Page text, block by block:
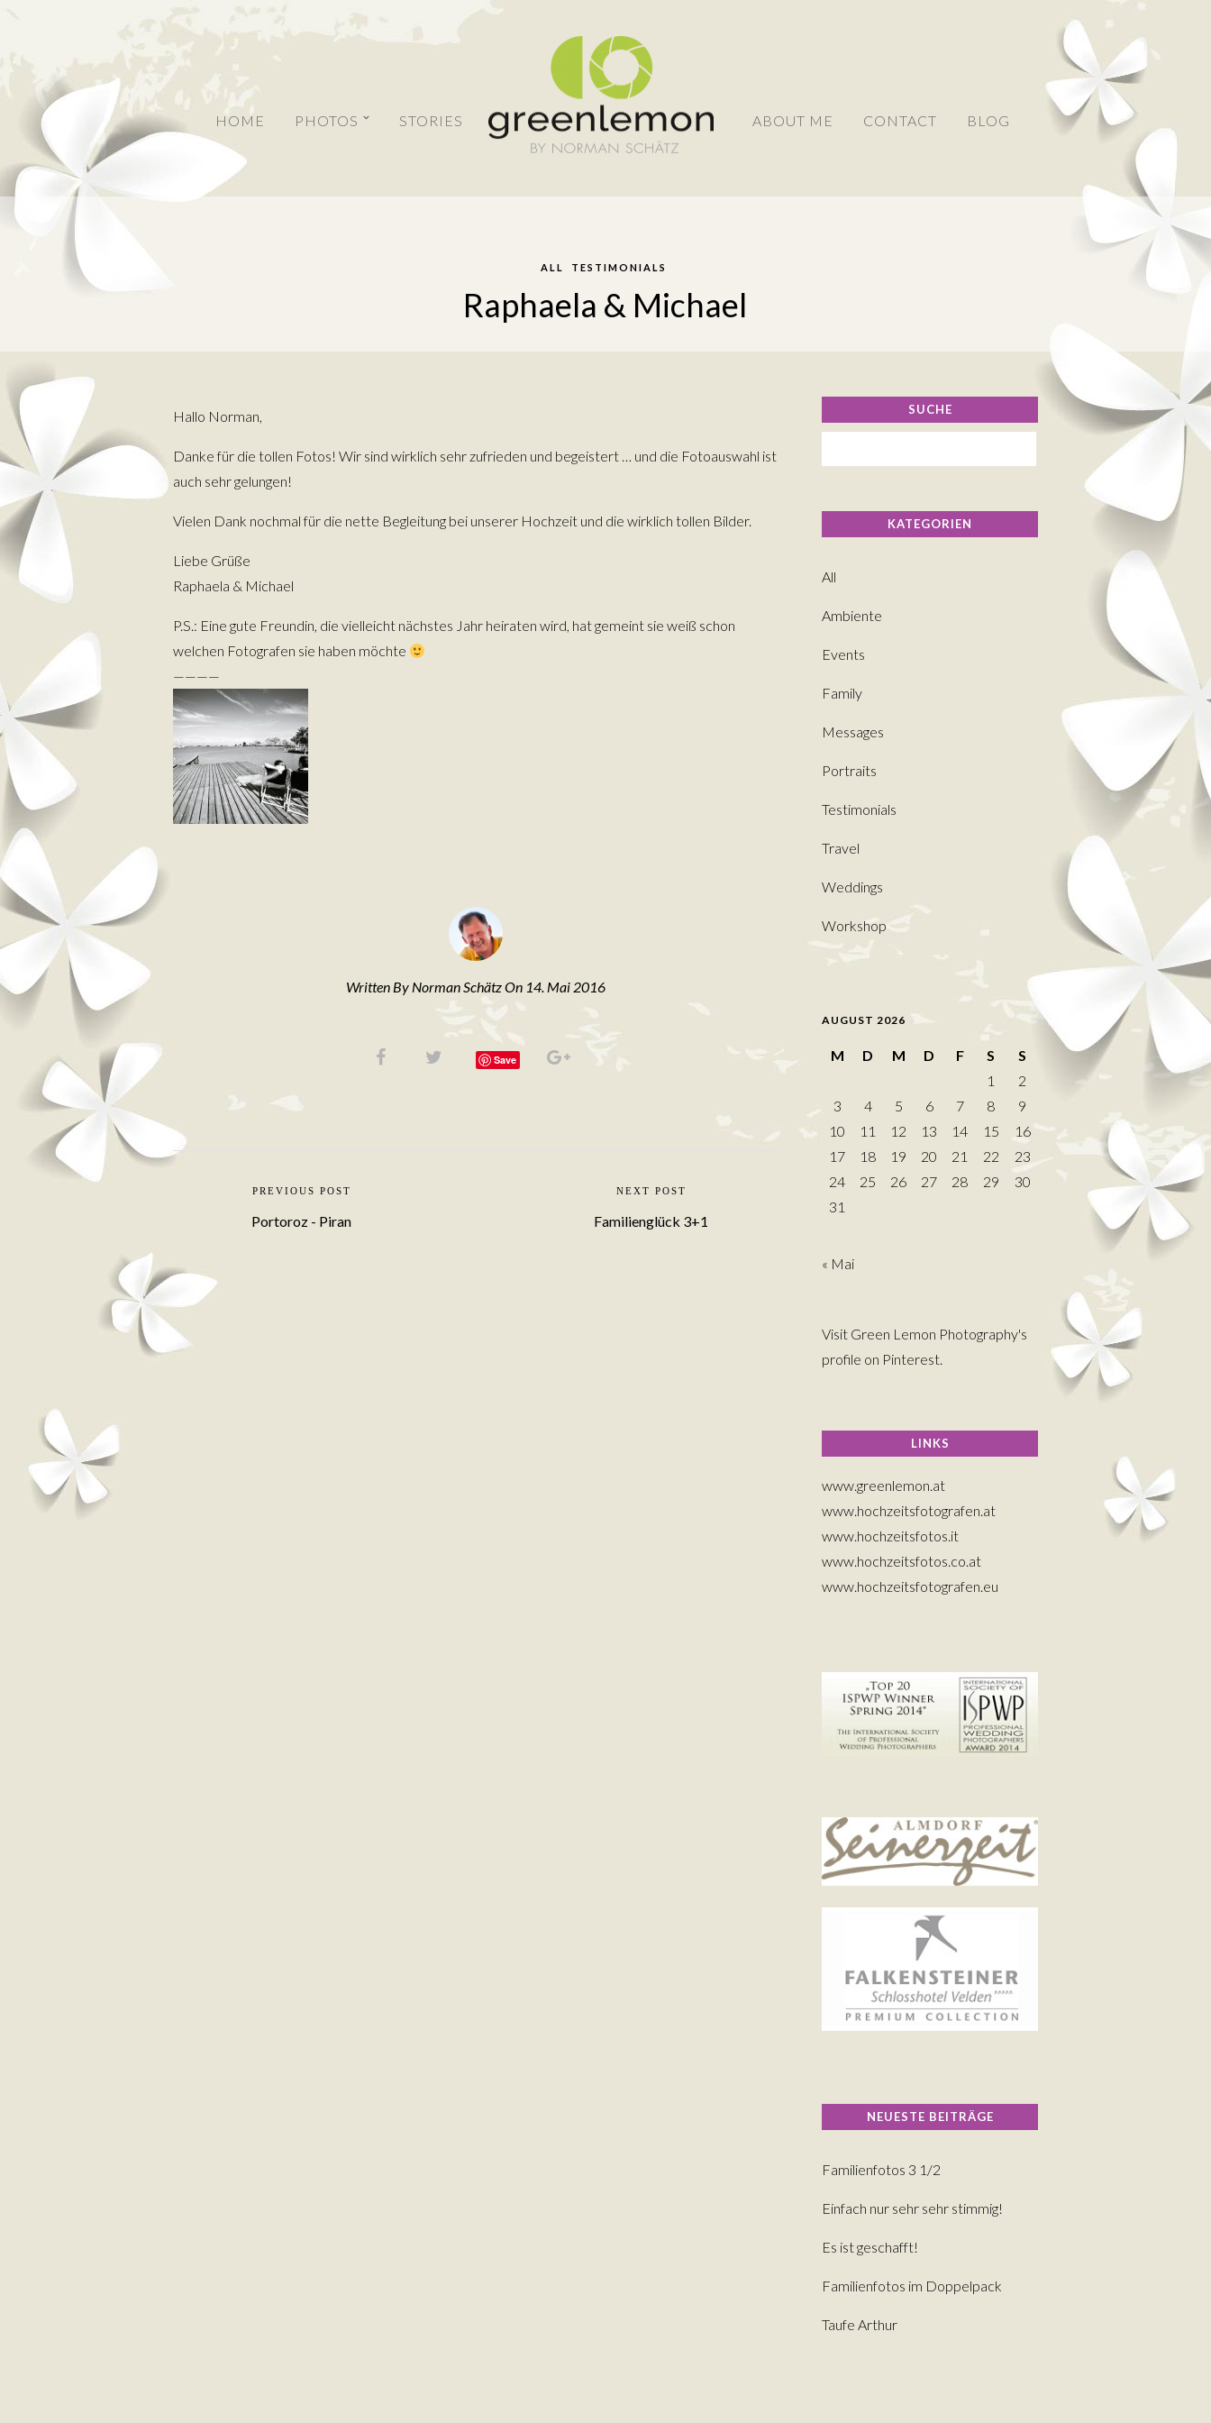
HOME PHOTOS STORIES ABOUT ME CONTACT BLOG
ALL TESTIMONIALS
Raphaela & Michael
Hallo Norman,
Danke für die tollen Fotos! Wir sind wirklich sehr zufrieden und begeistert … und die Fotoauswahl ist
auch sehr gelungen!
Vielen Dank nochmal für die nette Begleitung bei unserer Hochzeit und die wirklich tollen Bilder.
Liebe Grüße
Raphaela & Michael
P.S.: Eine gute Freundin, die vielleicht nächstes Jahr heiraten wird, hat gemeint sie weiß schon
welchen Fotografen sie haben möchte
————
Written By Norman Schätz On 14. Mai 2016
Save
PREVIOUS POST
Portoroz - Piran
NEXT POST
Familienglück 3+1
SUCHE
KATEGORIEN
All
Ambiente
Events
Family
Messages
Portraits
Testimonials
Travel
Weddings
Workshop
AUGUST 2026
M D M D F S
S
1
2
3
4 5 6 7 8
9
10
11 12 13 14 15
16
17
18 19 20 21 22
23
24
25 26 27 28 29
30
31
« Mai
Visit Green Lemon Photography's
profile on Pinterest.
LINKS
www.greenlemon.at
www.hochzeitsfotografen.at
www.hochzeitsfotos.it
www.hochzeitsfotos.co.at
www.hochzeitsfotografen.eu
NEUESTE BEITRÄGE
Familienfotos 3 1/2
Einfach nur sehr sehr stimmig!
Es ist geschafft!
Familienfotos im Doppelpack
Taufe Arthur